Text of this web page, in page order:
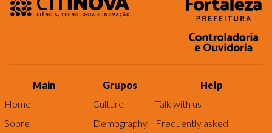
Main
Home
Sobre
Grupos
Culture
Demography
Help
Talk with us
Frequently asked